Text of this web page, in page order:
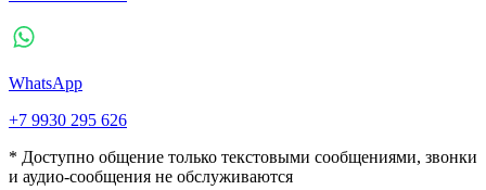
WhatsApp
+7 9930 295 626
* Доступно общение только текстовыми сообщениями, звонки
и аудио-сообщения не обслуживаются